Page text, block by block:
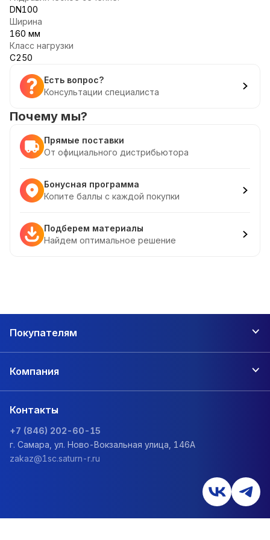
DN100
Ширина
160 мм
Класс нагрузки
C250
Есть вопрос?
Консультации специалиста
Почему мы?
Прямые поставки
От официального дистрибьютора
Бонусная программа
Копите баллы с каждой покупки
Подберем материалы
Найдем оптимальное решение
Покупателям
Компания
Контакты
+7 (846) 202-60-15
г. Самара, ул. Ново-Вокзальная улица, 146А
zakaz@1sc.saturn-r.ru